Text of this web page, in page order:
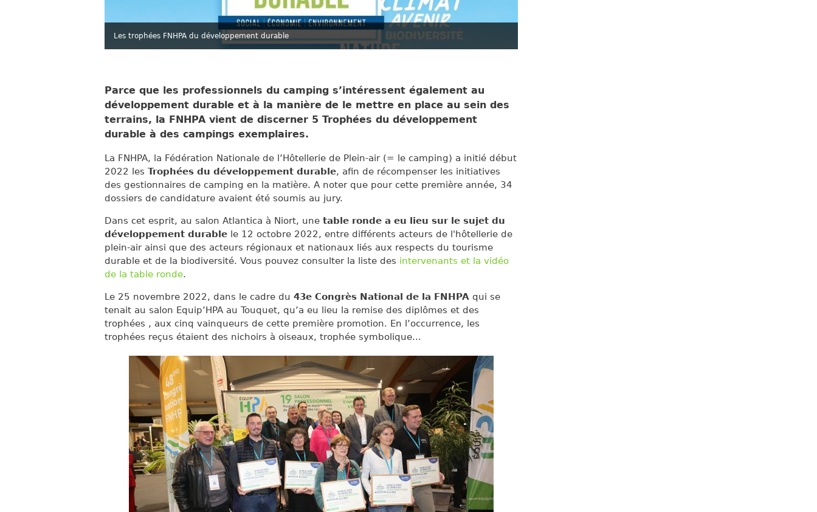
Les trophées FNHPA du développement durable
Parce que les professionnels du camping s’intéressent également au
développement durable et à la manière de le mettre en place au sein des
terrains, la FNHPA vient de discerner 5 Trophées du développement
durable à des campings exemplaires.
La FNHPA, la Fédération Nationale de l’Hôtellerie de Plein-air (= le camping) a initié début
2022 les Trophées du développement durable, afin de récompenser les initiatives
des gestionnaires de camping en la matière. A noter que pour cette première année, 34
dossiers de candidature avaient été soumis au jury.
Dans cet esprit, au salon Atlantica à Niort, une table ronde a eu lieu sur le sujet du
développement durable le 12 octobre 2022, entre différents acteurs de l'hôtellerie de
plein-air ainsi que des acteurs régionaux et nationaux liés aux respects du tourisme
durable et de la biodiversité. Vous pouvez consulter la liste des intervenants et la vidéo
de la table ronde.
Le 25 novembre 2022, dans le cadre du 43e Congrès National de la FNHPA qui se
tenait au salon Equip’HPA au Touquet, qu’a eu lieu la remise des diplômes et des
trophées , aux cinq vainqueurs de cette première promotion. En l’occurrence, les
trophées reçus étaient des nichoirs à oiseaux, trophée symbolique...